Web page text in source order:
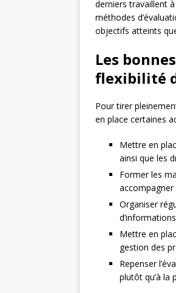
derniers travaillent
méthodes
objectifs atteints
Les
flexibilité
Pour tirer
en place certaines
Mettre en
ainsi que les
Former les
Organiser
Mettre en
gestion des
Repenser
plutôt qu’à la